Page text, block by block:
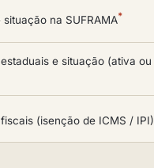
na SUFRAMA*
e situação (ativa ou
(isenção de ICMS / IPI)